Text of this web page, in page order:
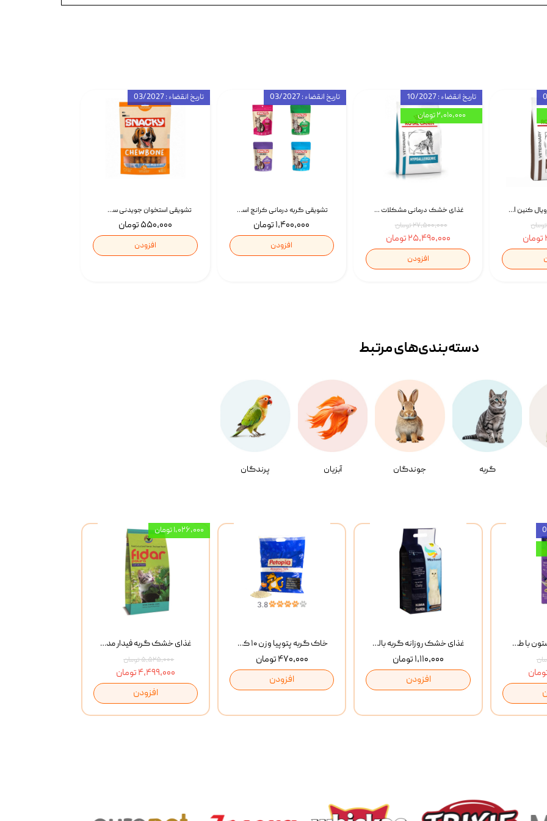
تشویقی استخوان جویدنی سگ اسنکی کرانچی با طعم مرغ Snacky Crunchy Munchy وزن 100 گرم
۵۵۰,۰۰۰ تومان
افزودن
تاریخ انقضاء : 03/2027
تشویقی گربه درمانی کرانچ اسنکی با طعم میکس Snacky Crunch Cat Treats وزن 60 گرم بسته 4 عددی
۱,۴۰۰,۰۰۰ تومان
افزودن
تاریخ انقضاء : 03/2027
غذای خشک درمانی مشکلات گوارشی سگ رویال کنین Royal Canin Hypoallergenic وزن 7 کیلوگرم | پت استوک
۲۷,۵۰۰,۰۰۰ تومان
۲۵,۴۹۰,۰۰۰ تومان
افزودن
تاریخ انقضاء : 10/2027
۲,۰۱۰,۰۰۰ تومان
غذای خشک سگ رویال کنین Royal Canin Gastrointestinal وزن 7.5 کیلوگرم | پت استوک
گربه جوندگان آبزیان پرندگان
دسته‌بندی‌‌های مرتبط
غذای خشک گربه فیدار مدل Adult وزن 10 کیلوگرم
۵,۵۲۵,۰۰۰ تومان
۴,۴۹۹,۰۰۰ تومان
افزودن
۱,۰۲۶,۰۰۰ تومان
خاک گربه پتوپیا وزن ۱۰ کیلوگرم
۴۷۰,۰۰۰ تومان
افزودن
غذای خشک روزانه گربه بالغ مفید MoFeed Adult Daily Cat Food وزن 2 کیلوگرم
۱,۱۱۰,۰۰۰ تومان
افزودن
بستنی گربه وینستون با طعم مرغ و ماهی Winstone Chicken & Fish بسته 8 عددی